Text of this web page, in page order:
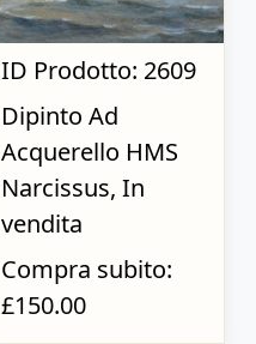
ID Prodotto: 2609
Dipinto Ad
Acquerello HMS
Narcissus, In
vendita
Compra subito:
£150.00